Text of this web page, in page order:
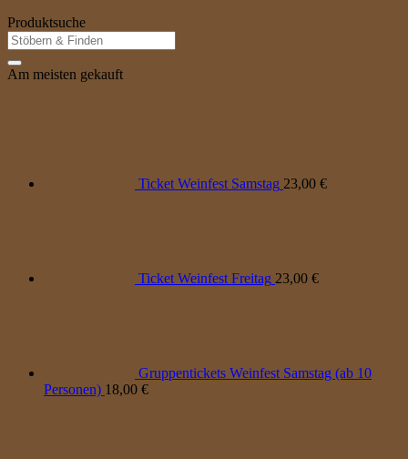
Produktsuche
Suche
nach:
Am meisten gekauft
Ticket Weinfest Samstag 23,00 €
Ticket Weinfest Freitag 23,00 €
Gruppentickets Weinfest Samstag (ab 10
Personen) 18,00 €